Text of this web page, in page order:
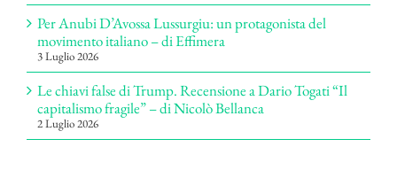
Per Anubi D’Avossa Lussurgiu: un protagonista del
movimento italiano – di Effimera
3 Luglio 2026
Le chiavi false di Trump. Recensione a Dario Togati “Il
capitalismo fragile” – di Nicolò Bellanca
2 Luglio 2026